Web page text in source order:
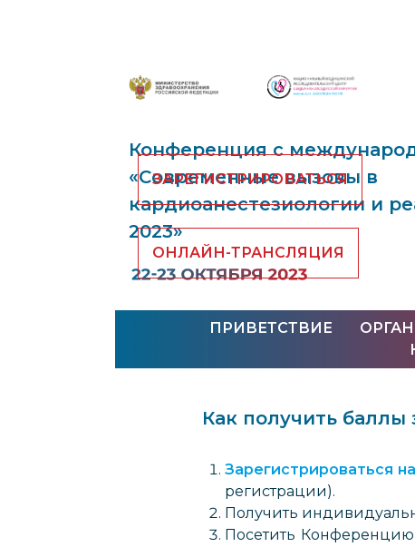
Конференция с
«Современные вызовы в
кардиоанестезиологии и
2023»
ЗАРЕГИСТРИРОВАТЬСЯ
ОНЛАЙН-ТРАНСЛЯЦИЯ
ПРИВЕТСТВИЕ
Как получить
Зарегистрироваться
регистрации).
Получить
Посетить